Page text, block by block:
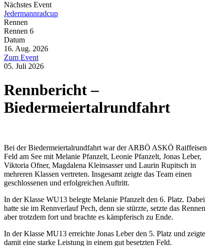
Nächstes Event
Jedermannradcup
Rennen
Rennen 6
Datum
16. Aug. 2026
Zum Event
05. Juli 2026
Rennbericht –
Biedermeiertalrundfahrt
Bei der Biedermeiertalrundfahrt war der ARBÖ ASKÖ Raiffeisen
Feld am See mit Melanie Pfanzelt, Leonie Pfanzelt, Jonas Leber,
Viktoria Ofner, Magdalena Kleinsasser und Laurin Rupitsch in
mehreren Klassen vertreten. Insgesamt zeigte das Team einen
geschlossenen und erfolgreichen Auftritt.
In der Klasse WU13 belegte Melanie Pfanzelt den 6. Platz. Dabei
hatte sie im Rennverlauf Pech, denn sie stürzte, setzte das Rennen
aber trotzdem fort und brachte es kämpferisch zu Ende.
In der Klasse MU13 erreichte Jonas Leber den 5. Platz und zeigte
damit eine starke Leistung in einem gut besetzten Feld.